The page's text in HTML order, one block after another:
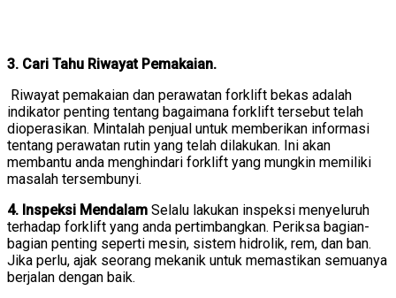
3. Cari Tahu Riwayat Pemakaian.
Riwayat pemakaian dan perawatan forklift bekas adalah
indikator penting tentang bagaimana forklift tersebut telah
dioperasikan. Mintalah penjual untuk memberikan informasi
tentang perawatan rutin yang telah dilakukan. Ini akan
membantu anda menghindari forklift yang mungkin memiliki
masalah tersembunyi.
4. Inspeksi Mendalam Selalu lakukan inspeksi menyeluruh
terhadap forklift yang anda pertimbangkan. Periksa bagian-
bagian penting seperti mesin, sistem hidrolik, rem, dan ban.
Jika perlu, ajak seorang mekanik untuk memastikan semuanya
berjalan dengan baik.